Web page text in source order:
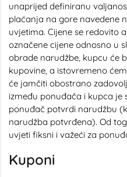
unaprijed definiranu
plaćanja na gore navedene
uvjetima. Cijene se redovito
označene cijene odnosno u
obrade narudžbe, kupcu će
kupovine, a istovremeno
će jamčiti obostrano
između ponuđača i kupca je
ponuđač potvrdi narudžbu
narudžba potvrđena). Od
uvjeti fiksni i važeći za
Kuponi